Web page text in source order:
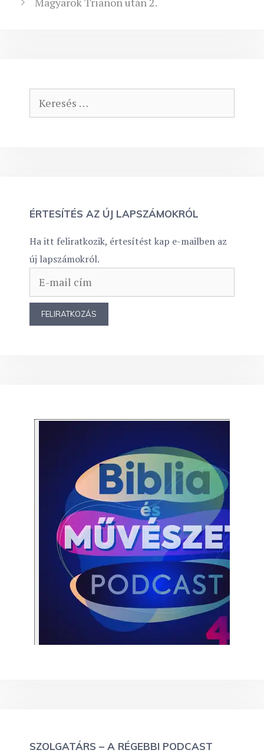
Keresés:
ÉRTESÍTÉS AZ ÚJ LAPSZÁMOKRÓL
Ha itt feliratkozik, értesítést kap e-mailben az
új lapszámokról.
SZOLGATÁRS – A RÉGEBBI PODCAST